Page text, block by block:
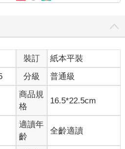
陛下，而且英勇得像—像老鼠。」
得像獅子」，但是他發現老脾氣的
說老鼠。
愛德蒙問。
來話長，或許你還記得我小時候，
除去家父的七個心腹（企圖奪去我
島更遠的東海探險這回事。」
「他們到現在都沒回來。」
在亞斯藍的同意下，我發誓一旦在
自出海航行一年又一天，尋找家父
去世，要為他們報仇。他們的名字
裝訂
紙本平裝
分級 普通級
商品規
格
16.5*22.5cm
適讀年
齡
全齡適讀